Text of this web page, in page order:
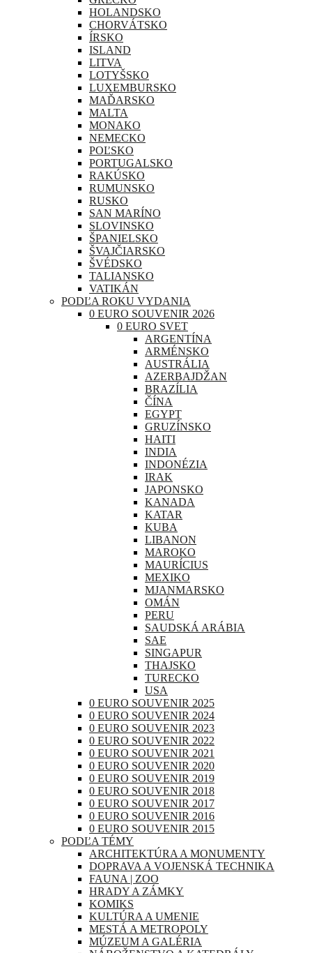
HOLANDSKO
CHORVÁTSKO
ÍRSKO
ISLAND
LITVA
LOTYŠSKO
LUXEMBURSKO
MAĎARSKO
MALTA
MONAKO
NEMECKO
POĽSKO
PORTUGALSKO
RAKÚSKO
RUMUNSKO
RUSKO
SAN MARÍNO
SLOVINSKO
ŠPANIELSKO
ŠVAJČIARSKO
ŠVÉDSKO
TALIANSKO
VATIKÁN
PODĽA ROKU VYDANIA
0 EURO SOUVENIR 2026
0 EURO SVET
ARGENTÍNA
ARMÉNSKO
AUSTRÁLIA
AZERBAJDŽAN
BRAZÍLIA
ČÍNA
EGYPT
GRUZÍNSKO
HAITI
INDIA
INDONÉZIA
IRAK
JAPONSKO
KANADA
KATAR
KUBA
LIBANON
MAROKO
MAURÍCIUS
MEXIKO
MJANMARSKO
OMÁN
PERU
SAUDSKÁ ARÁBIA
SAE
SINGAPUR
THAJSKO
TURECKO
USA
0 EURO SOUVENIR 2025
0 EURO SOUVENIR 2024
0 EURO SOUVENIR 2023
0 EURO SOUVENIR 2022
0 EURO SOUVENIR 2021
0 EURO SOUVENIR 2020
0 EURO SOUVENIR 2019
0 EURO SOUVENIR 2018
0 EURO SOUVENIR 2017
0 EURO SOUVENIR 2016
0 EURO SOUVENIR 2015
PODĽA TÉMY
ARCHITEKTÚRA A MONUMENTY
DOPRAVA A VOJENSKÁ TECHNIKA
FAUNA | ZOO
HRADY A ZÁMKY
KOMIKS
KULTÚRA A UMENIE
MESTÁ A METROPOLY
MÚZEUM A GALÉRIA